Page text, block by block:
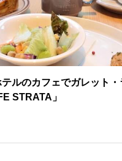
ルのカフェでガレット
STRATA」